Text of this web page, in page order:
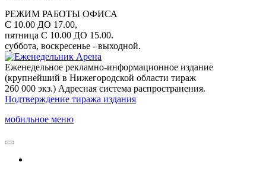
РЕЖИМ РАБОТЫ ОФИСА
С 10.00 ДО 17.00,
пятница С 10.00 ДО 15.00.
суббота, воскресенье - выходной.
Еженедельное рекламно-информационное издание
(крупнейший в Нижегородской области тираж
260 000 экз.) Адресная система распространения.
Подтверждение тиража издания
мобильное меню